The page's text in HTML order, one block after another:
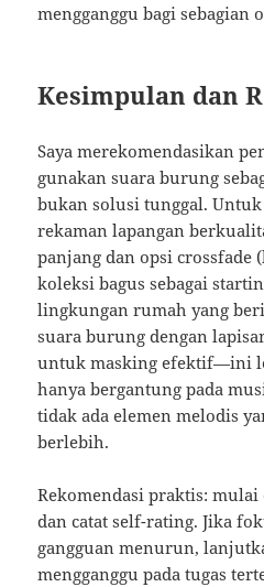
mengganggu bagi sebagian
Kesimpulan dan
Saya merekomendasikan
gunakan suara burung
bukan solusi tunggal.
rekaman lapangan
panjang dan opsi crossfade
koleksi bagus sebagai
lingkungan rumah yang
suara burung dengan
untuk masking efektif—ini
hanya bergantung pada
tidak ada elemen melodis
berlebih.
Rekomendasi praktis: mulai
dan catat self-rating. Jika
gangguan menurun,
mengganggu pada tugas